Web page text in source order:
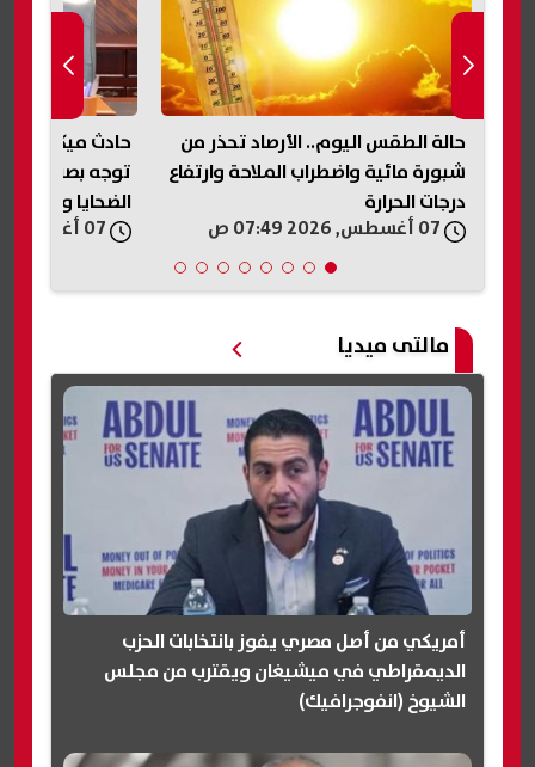
حادث ميكروباص نفق الودي.. التضامن
توجه بصرف مساعدات عاجلة لأسر
الضحايا والمصابين
07 أغسطس, 2026 07:33 ص
التموين تعلن
المخابز
07 أغسطس, 2026 05:31 ص
مالتى ميديا
أمريكي من أصل مصري يفوز بانتخابات الحزب
الديمقراطي في ميشيغان ويقترب من مجلس
الشيوخ (انفوجرافيك)